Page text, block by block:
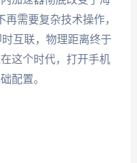
需要复杂技术操作，
互联，物理距离终于
这个时代，打开手机
配置。